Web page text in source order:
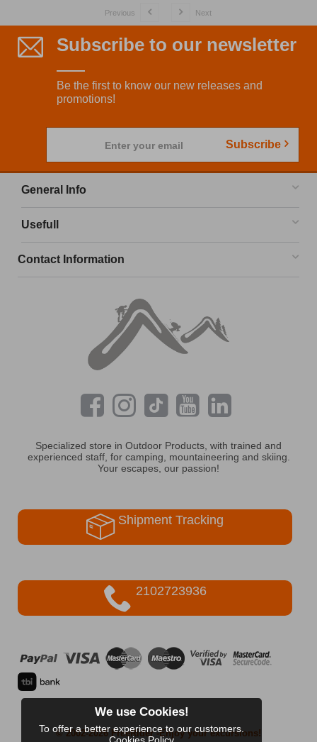
Previous Next
Subscribe to our newsletter
Be the first to know our new releases and
promotions!
Enter your email Subscribe
General Info
Usefull
Contact Information
Specialized store in Outdoor Products, with trained and
experienced staff, for camping, mountaineering and skiing.
Your escapes, our passion!
Shipment Tracking
2102723936
© 2002-2026 FreeRider-Enjoy your excursions!
We use Cookies!
To offer a better experience to our customers.